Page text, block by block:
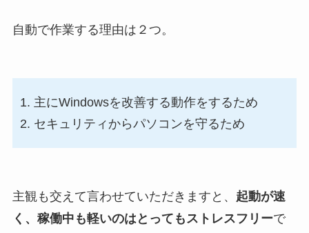
自動で作業する理由は２つ。
主にWindowsを改善する動作をするため
セキュリティからパソコンを守るため
主観も交えて言わせていただきますと、 起動が速
く、稼働中も軽いのはとってもストレスフリーで